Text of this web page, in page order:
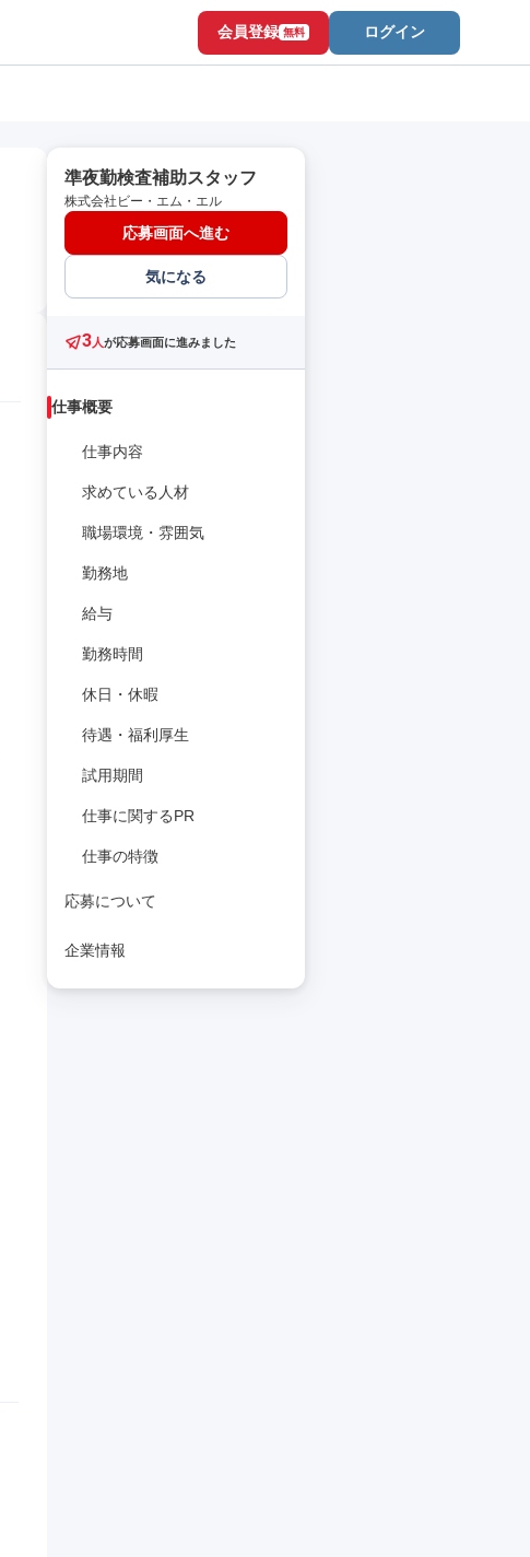
会員登録 無料 ログイン
準夜勤検査補助スタッフ
株式会社ビー・エム・エル
応募画面へ進む
気になる
3人が応募画面に進みました
仕事概要
仕事内容
求めている人材
職場環境・雰囲気
勤務地
給与
勤務時間
休日・休暇
待遇・福利厚生
試用期間
仕事に関するPR
仕事の特徴
応募について
企業情報